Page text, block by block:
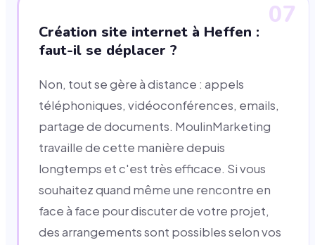
07
Création site internet à Heffen :
faut-il se déplacer ?
Non, tout se gère à distance : appels
téléphoniques, vidéoconférences, emails,
partage de documents. MoulinMarketing
travaille de cette manière depuis
longtemps et c'est très efficace. Si vous
souhaitez quand même une rencontre en
face à face pour discuter de votre projet,
des arrangements sont possibles selon vos